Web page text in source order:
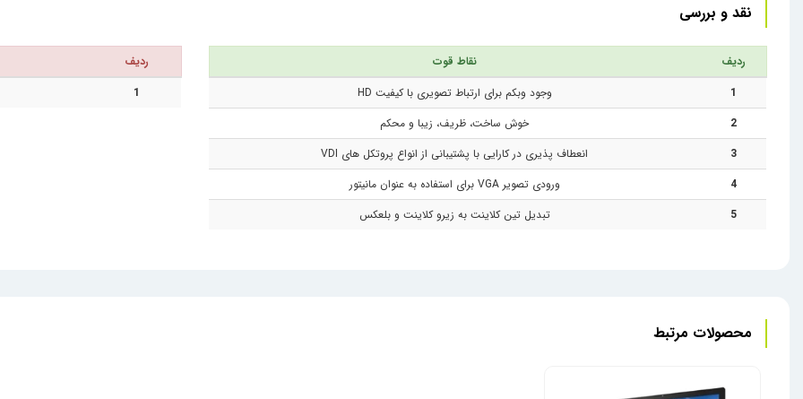
نقد و بررسی
ردیف
نقاط قوت
1
وجود وبکم برای ارتباط تصویری با کیفیت HD
2
خوش ساخت، ظریف، زیبا و محکم
3
انعطاف پذیری در کارایی با پشتیبانی از انواع پروتکل های VDI
4
ورودی تصویر VGA برای استفاده به عنوان مانیتور
5
تبدیل تین کلاینت به زیرو کلاینت و بلعکس
ردیف
1
محصولات مرتبط